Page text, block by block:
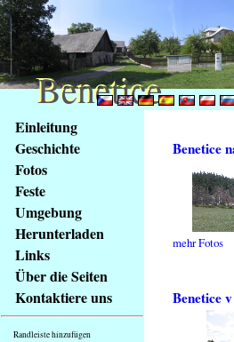
obsah
stránky
Klávesové
zkratky
tomto
webu
základní
Hlavní
strana
Einleitung
Geschichte
Fotos
Feste
Umgebung
Herunterladen
Links
Über die Seiten
Kontaktiere uns
Randleiste hinzufügen
Benetice
mehr Fotos
Benetice
Benetice
Benetice